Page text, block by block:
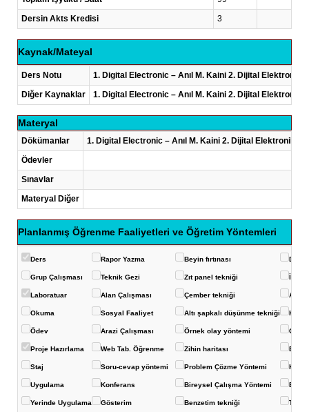
Dersin Akts Kredisi
3
Kaynak/Mateyal
Ders Notu
1. Digital Electronic – Anıl M. Kaini 2. Dijital Elektronik
Diğer Kaynaklar
1. Digital Electronic – Anıl M. Kaini 2. Dijital Elektronik
Materyal
Dökümanlar
1. Digital Electronic – Anıl M. Kaini 2. Dijital Elektronik –
Ödevler
Sınavlar
Materyal Diğer
Planlanmış Öğrenme Faaliyetleri ve Öğretim Yöntemleri
Ders Rapor Yazma Beyin fırtınası
Grup Çalışması Teknik Gezi Zıt panel tekniği
Laboratuar Alan Çalışması Çember tekniği
Okuma Sosyal Faaliyet Altı şapkalı düşünme tekniği
Ödev Arazi Çalışması Örnek olay yöntemi
Proje Hazırlama Web Tab. Öğrenme Zihin haritası Balık
Staj Soru-cevap yöntemi Problem Çözme Yöntemi
Uygulama Konferans Bireysel Çalışma Yöntemi
Yerinde Uygulama Gösterim Benzetim tekniği Ters-